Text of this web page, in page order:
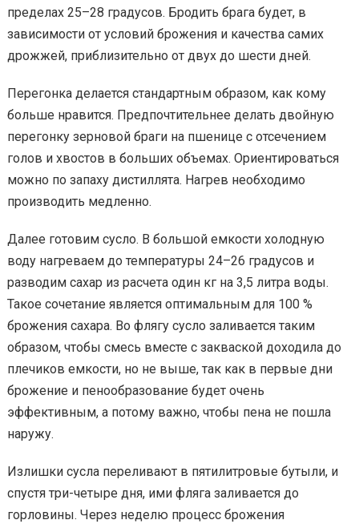
пределах 25–28 градусов. Бродить брага будет, в
зависимости от условий брожения и качества самих
дрожжей, приблизительно от двух до шести дней.
Перегонка делается стандартным образом, как кому
больше нравится. Предпочтительнее делать двойную
перегонку зерновой браги на пшенице с отсечением
голов и хвостов в больших объемах. Ориентироваться
можно по запаху дистиллята. Нагрев необходимо
производить медленно.
Далее готовим сусло. В большой емкости холодную
воду нагреваем до температуры 24–26 градусов и
разводим сахар из расчета один кг на 3,5 литра воды.
Такое сочетание является оптимальным для 100 %
брожения сахара. Во флягу сусло заливается таким
образом, чтобы смесь вместе с закваской доходила до
плечиков емкости, но не выше, так как в первые дни
брожение и пенообразование будет очень
эффективным, а потому важно, чтобы пена не пошла
наружу.
Излишки сусла переливают в пятилитровые бутыли, и
спустя три-четыре дня, ими фляга заливается до
горловины. Через неделю процесс брожения